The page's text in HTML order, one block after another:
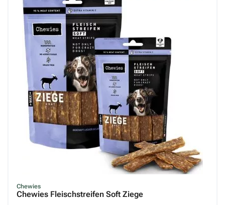
Chewies
Chewies Fleischstreifen Soft Ziege